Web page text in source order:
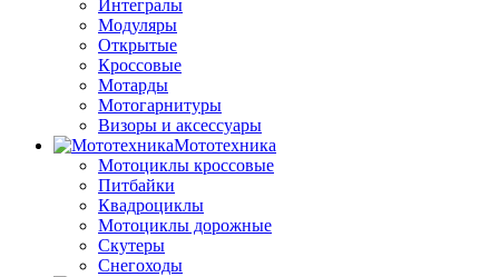
Интегралы
Модуляры
Открытые
Кроссовые
Мотарды
Мотогарнитуры
Визоры и аксессуары
Мототехника
Мотоциклы кроссовые
Питбайки
Квадроциклы
Мотоциклы дорожные
Скутеры
Снегоходы